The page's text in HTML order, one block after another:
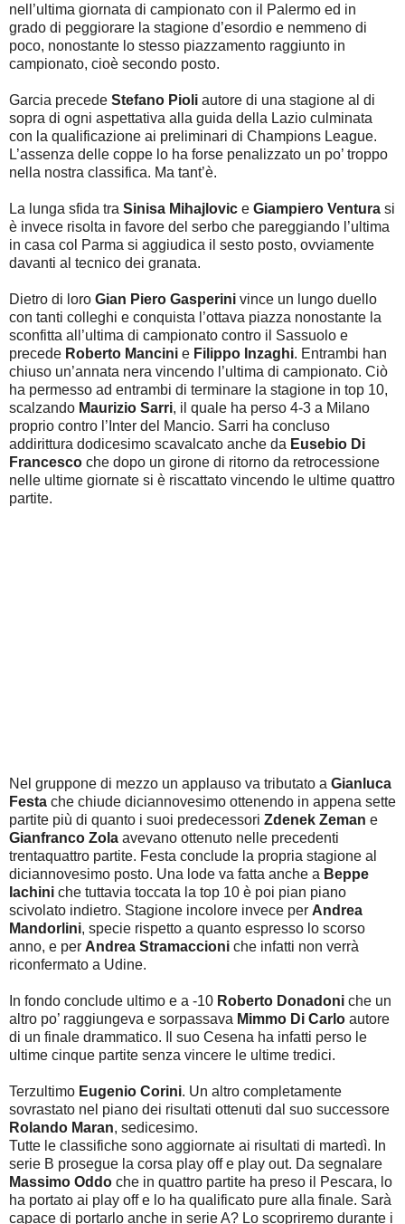
nell’ultima giornata di campionato con il Palermo ed in
grado di peggiorare la stagione d’esordio e nemmeno di
poco, nonostante lo stesso piazzamento raggiunto in
campionato, cioè secondo posto.
Garcia precede Stefano Pioli autore di una stagione al di
sopra di ogni aspettativa alla guida della Lazio culminata
con la qualificazione ai preliminari di Champions League.
L’assenza delle coppe lo ha forse penalizzato un po’ troppo
nella nostra classifica. Ma tant’è.
La lunga sfida tra Sinisa Mihajlovic e Giampiero Ventura si
è invece risolta in favore del serbo che pareggiando l’ultima
in casa col Parma si aggiudica il sesto posto, ovviamente
davanti al tecnico dei granata.
Dietro di loro Gian Piero Gasperini vince un lungo duello
con tanti colleghi e conquista l’ottava piazza nonostante la
sconfitta all’ultima di campionato contro il Sassuolo e
precede Roberto Mancini e Filippo Inzaghi. Entrambi han
chiuso un’annata nera vincendo l’ultima di campionato. Ciò
ha permesso ad entrambi di terminare la stagione in top 10,
scalzando Maurizio Sarri, il quale ha perso 4-3 a Milano
proprio contro l’Inter del Mancio. Sarri ha concluso
addirittura dodicesimo scavalcato anche da Eusebio Di
Francesco che dopo un girone di ritorno da retrocessione
nelle ultime giornate si è riscattato vincendo le ultime quattro
partite.
Nel gruppone di mezzo un applauso va tributato a Gianluca
Festa che chiude diciannovesimo ottenendo in appena sette
partite più di quanto i suoi predecessori Zdenek Zeman e
Gianfranco Zola avevano ottenuto nelle precedenti
trentaquattro partite. Festa conclude la propria stagione al
diciannovesimo posto. Una lode va fatta anche a Beppe
Iachini che tuttavia toccata la top 10 è poi pian piano
scivolato indietro. Stagione incolore invece per Andrea
Mandorlini, specie rispetto a quanto espresso lo scorso
anno, e per Andrea Stramaccioni che infatti non verrà
riconfermato a Udine.
In fondo conclude ultimo e a -10 Roberto Donadoni che un
altro po’ raggiungeva e sorpassava Mimmo Di Carlo autore
di un finale drammatico. Il suo Cesena ha infatti perso le
ultime cinque partite senza vincere le ultime tredici.
Terzultimo Eugenio Corini. Un altro completamente
sovrastato nel piano dei risultati ottenuti dal suo successore
Rolando Maran, sedicesimo.
Tutte le classifiche sono aggiornate ai risultati di martedì. In
serie B prosegue la corsa play off e play out. Da segnalare
Massimo Oddo che in quattro partite ha preso il Pescara, lo
ha portato ai play off e lo ha qualificato pure alla finale. Sarà
capace di portarlo anche in serie A? Lo scopriremo durante i